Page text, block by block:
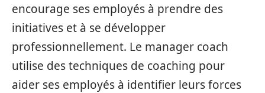
encourage ses employés à prendre des
initiatives et à se développer
professionnellement. Le manager coach
utilise des techniques de coaching pour
aider ses employés à identifier leurs forces